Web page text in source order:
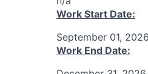
Work Start Date:
September 01, 2026
Work End Date: